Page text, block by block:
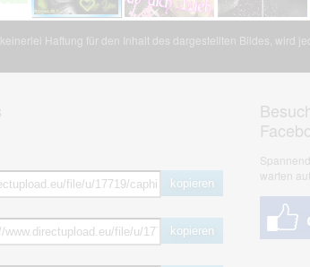
Haftung für den Inhalt des dargestellten Bildes, wird
kopieren
kopieren
warten